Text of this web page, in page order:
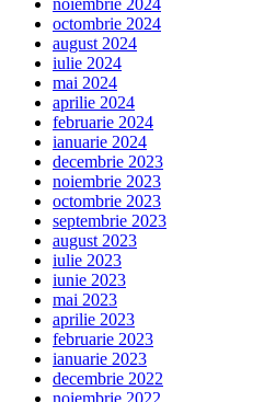
noiembrie 2024
octombrie 2024
august 2024
iulie 2024
mai 2024
aprilie 2024
februarie 2024
ianuarie 2024
decembrie 2023
noiembrie 2023
octombrie 2023
septembrie 2023
august 2023
iulie 2023
iunie 2023
mai 2023
aprilie 2023
februarie 2023
ianuarie 2023
decembrie 2022